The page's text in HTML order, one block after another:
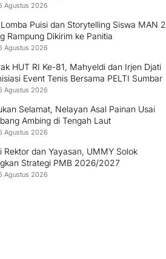
Agustus 2026
Puisi dan Storytelling Siswa MAN 2
Rampung Dikirim ke Panitia
Agustus 2026
HUT RI Ke-81, Mahyeldi dan Irjen Djati
Event Tenis Bersama PELTI Sumbar
Agustus 2026
Selamat, Nelayan Asal Painan Usai
Ambing di Tengah Laut
Agustus 2026
Rektor dan Yayasan, UMMY Solok
Strategi PMB 2026/2027
Agustus 2026